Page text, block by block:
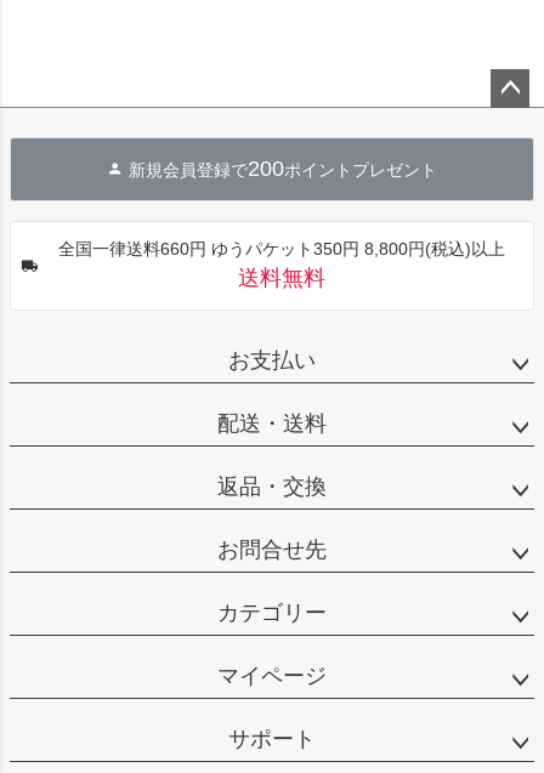
へ
新規会員登録で200ポイントプレゼント
全国一律送料660円 ゆうパケット350円 8,800円(税込)以上
送料無料
お支払い
配送・送料
返品・交換
お問合せ先
カテゴリー
マイページ
サポート